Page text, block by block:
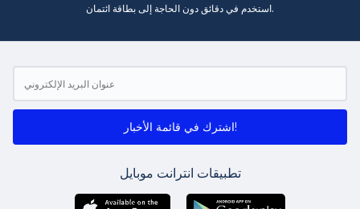
استخدم في دقائق دون الحاجة إلى بطاقة ائتمان.
اشترك في قائمة الأخبار!
تطبيقات انترانت موبايل